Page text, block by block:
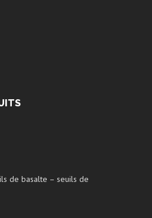
de basalte – seuils de